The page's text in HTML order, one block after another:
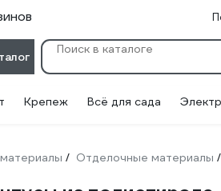
Крепеж Всё для сада
/ Отделочные материалы /